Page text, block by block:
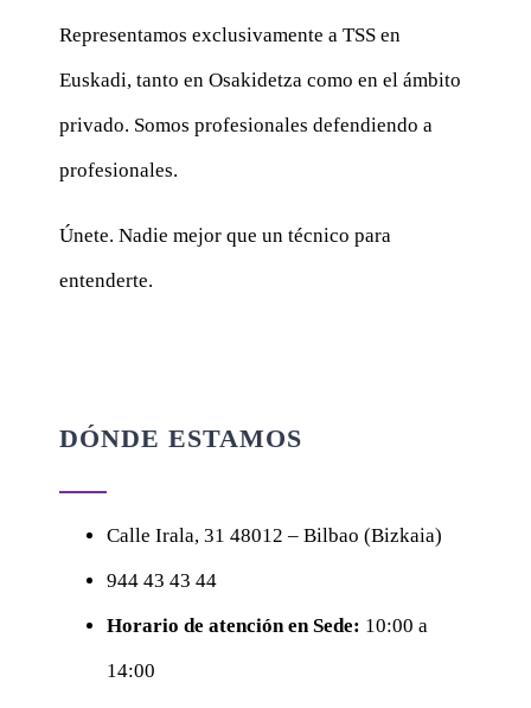
Representamos exclusivamente a TSS en
Euskadi, tanto en Osakidetza como en el ámbito
privado. Somos profesionales defendiendo a
profesionales.
Únete. Nadie mejor que un técnico para
entenderte.
DÓNDE ESTAMOS
Calle Irala, 31 48012 – Bilbao (Bizkaia)
944 43 43 44
Horario de atención en Sede: 10:00 a
14:00